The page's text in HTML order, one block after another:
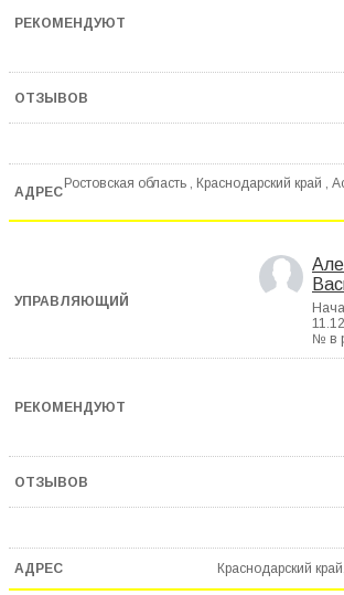
Ростовская область , Краснодарский край ,
№ в
Краснодарский